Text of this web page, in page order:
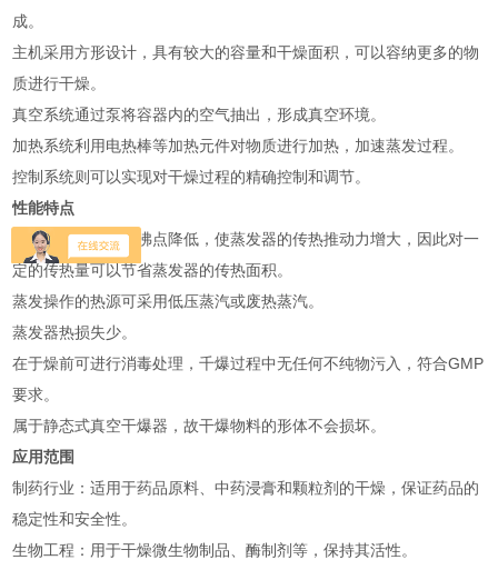
成。
主机采用方形设计，具有较大的容量和干燥面积，可以容纳更多的物
质进行干燥。
真空系统通过泵将容器内的空气抽出，形成真空环境。
加热系统利用电热棒等加热元件对物质进行加热，加速蒸发过程。
控制系统则可以实现对干燥过程的精确控制和调节。
性能特点
真空下物料溶液的沸点降低，使蒸发器的传热推动力增大，因此对一
定的传热量可以节省蒸发器的传热面积。
蒸发操作的热源可采用低压蒸汽或废热蒸汽。
蒸发器热损失少。
在于燥前可进行消毒处理，千爆过程中无任何不纯物污入，符合GMP
要求。
属于静态式真空干爆器，故干爆物料的形体不会损坏。
应用范围
‌制药行业‌：适用于药品原料、中药浸膏和颗粒剂的干燥，保证药品的
稳定性和安全性‌。
‌生物工程‌：用于干燥微生物制品、酶制剂等，保持其活性‌。